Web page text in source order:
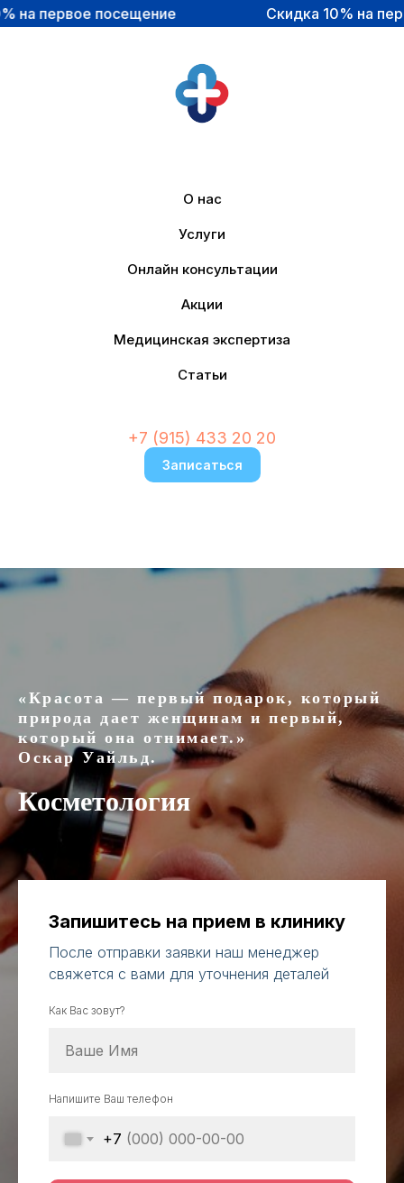
посещение Скидка 10% на первое
О нас
Услуги
Онлайн консультации
Акции
Медицинская экспертиза
Статьи
+7 (915) 433 20 20
Записаться
«Красота — первый подарок, который
природа дает женщинам и первый,
который она отнимает.»
Оскар Уайльд.
Косметология
Запишитесь на прием в клинику
После отправки заявки наш менеджер
свяжется с вами для уточнения деталей
Как Вас зовут?
Напишите Ваш телефон
+7